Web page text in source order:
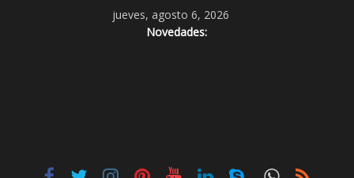
jueves, agosto 6, 2026
Novedades: